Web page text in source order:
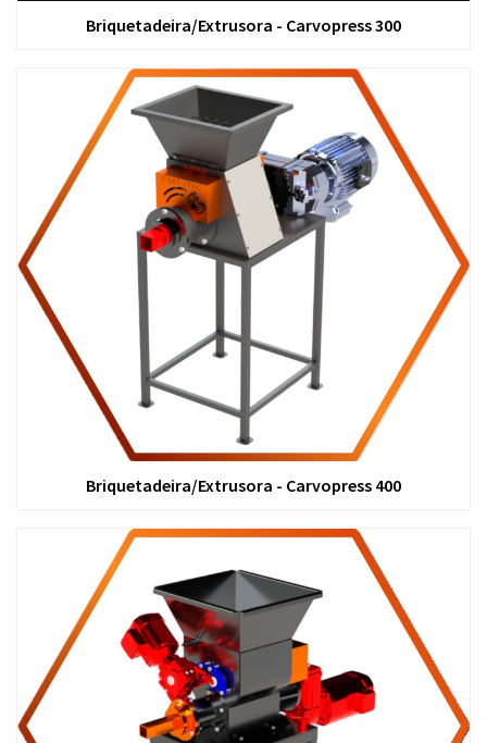
Briquetadeira/Extrusora - Carvopress 300
Briquetadeira/Extrusora - Carvopress 400